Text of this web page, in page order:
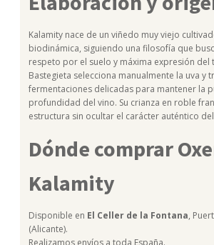
Kalamity nace de un viñedo muy viejo
biodinámica, siguiendo una filosofía que
respeto por el suelo y máxima expresión
Bastegieta selecciona manualmente la uva y
fermentaciones delicadas para mantener la
profundidad del vino. Su crianza en roble
estructura sin ocultar el carácter auténtico
Dónde comprar
Kalamity
Disponible en El Celler de la Fontana,
(Alicante).
Realizamos envíos a toda España.